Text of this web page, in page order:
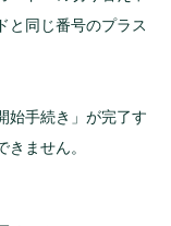
と同じ番号のプラス
始手続き」が完了す
ません。